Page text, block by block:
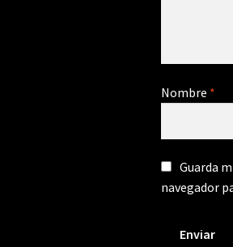
Nombre *
Guarda
navegador